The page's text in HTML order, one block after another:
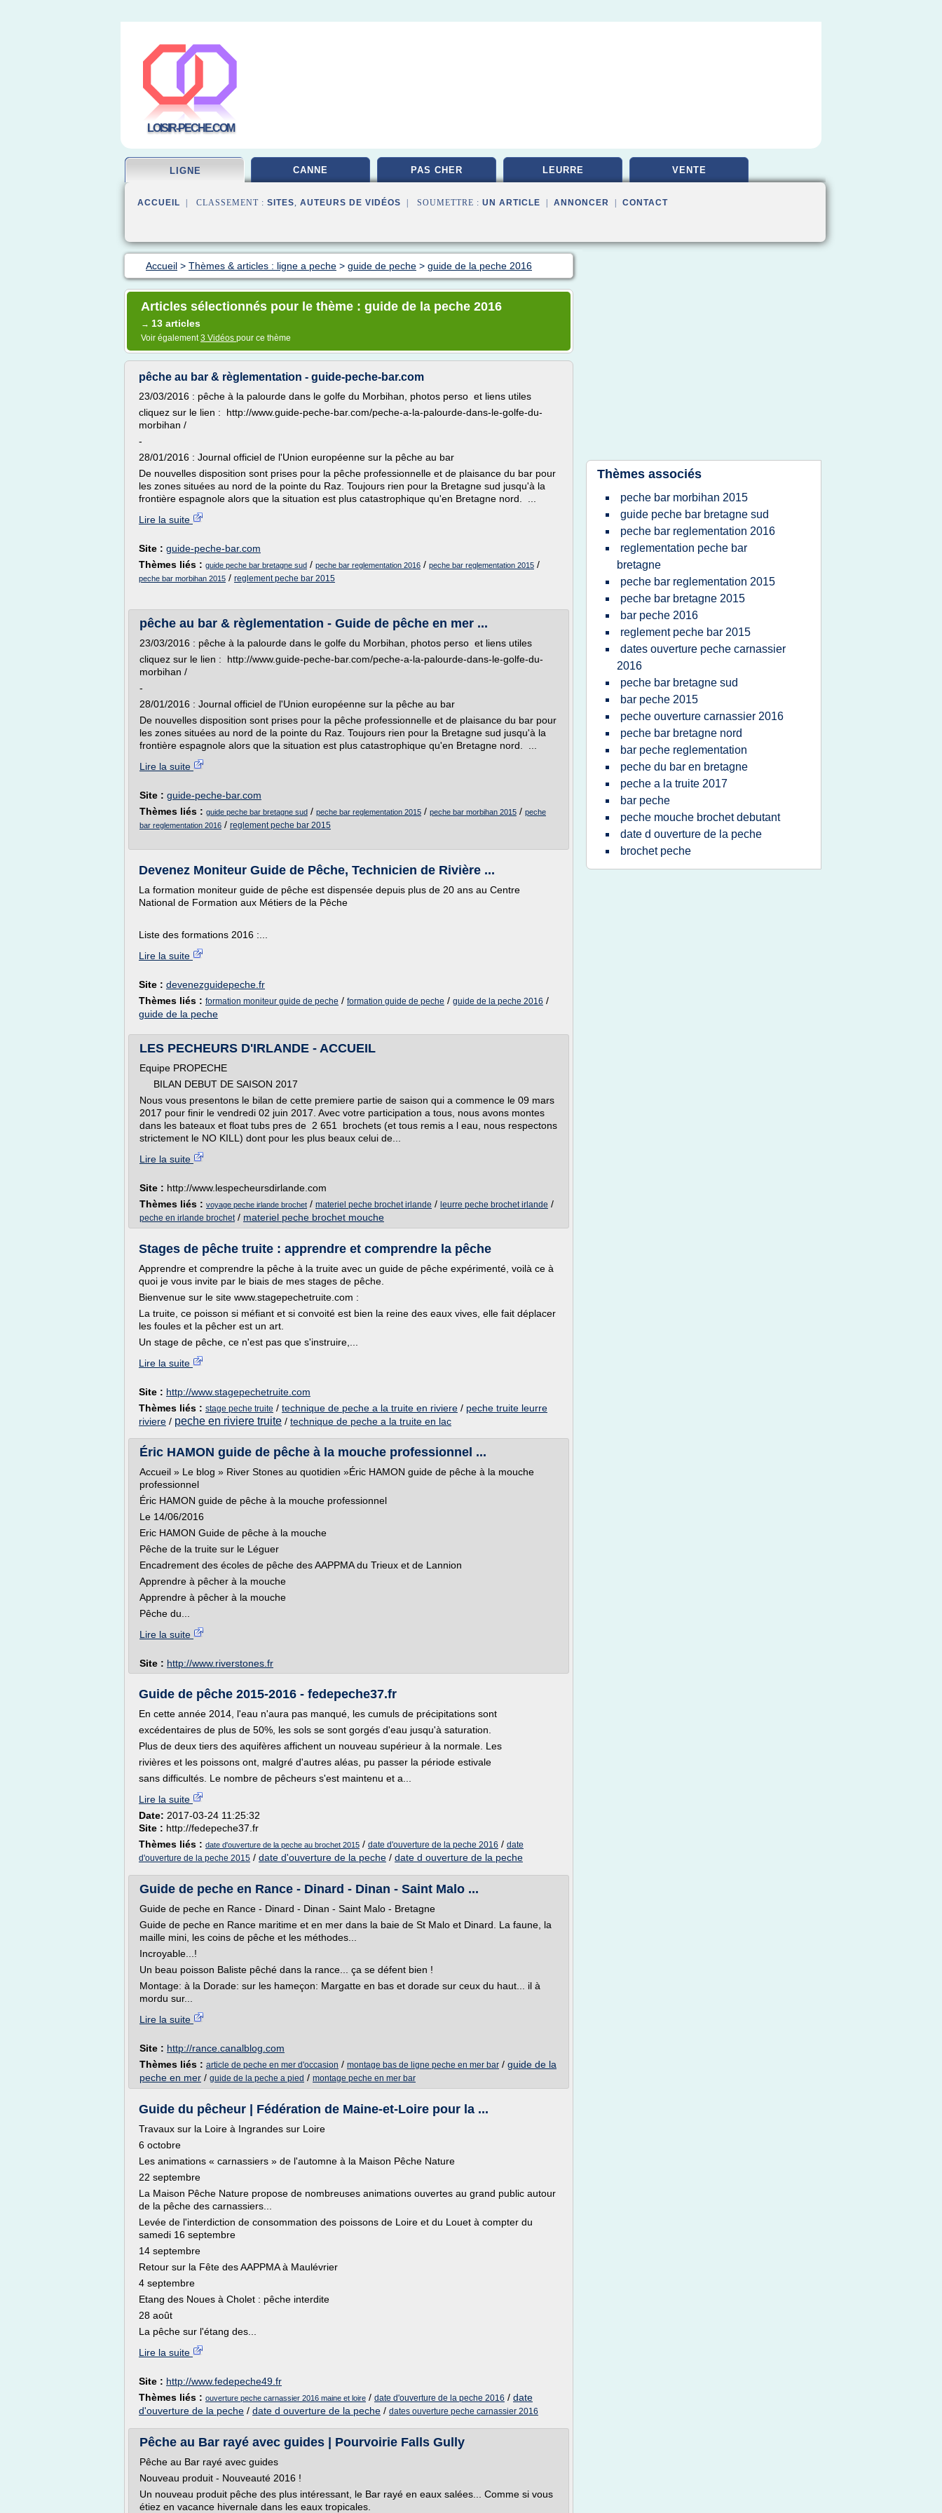
LOISIR-PECHE.COM
LIGNE CANNE PAS CHER LEURRE VENTE
ACCUEIL | CLASSEMENT : SITES, AUTEURS DE VIDÉOS | SOUMETTRE : UN ARTICLE ANNONCER CONTACT
Accueil > Thèmes & articles : ligne a peche > guide de peche > guide de la peche 2016
Articles sélectionnés pour le thème : guide de la peche 2016
→ 13 articles
Voir également3 Vidéos pour ce thème
pêche au bar & règlementation - guide-peche-bar.com
23/03/2016 : pêche à la palourde dans le golfe du Morbihan, photos perso et liens utiles
cliquez sur le lien : http://www.guide-peche-bar.com/peche-a-la-palourde-dans-le-golfe-du-
morbihan /
-
28/01/2016 : Journal officiel de l'Union européenne sur la pêche au bar
De nouvelles disposition sont prises pour la pêche professionnelle et de plaisance du bar pour
les zones situées au nord de la pointe du Raz. Toujours rien pour la Bretagne sud jusqu'à la
frontière espagnole alors que la situation est plus catastrophique qu'en Bretagne nord. ...
Lire la suite
Site : guide-peche-bar.com
Thèmes liés : guide peche bar bretagne sud / peche bar reglementation 2016 / peche bar reglementation 2015 /
peche bar morbihan 2015 / reglement peche bar 2015
pêche au bar & règlementation - Guide de pêche en mer ...
23/03/2016 : pêche à la palourde dans le golfe du Morbihan, photos perso et liens utiles
cliquez sur le lien : http://www.guide-peche-bar.com/peche-a-la-palourde-dans-le-golfe-du-
morbihan /
-
28/01/2016 : Journal officiel de l'Union européenne sur la pêche au bar
De nouvelles disposition sont prises pour la pêche professionnelle et de plaisance du bar pour
les zones situées au nord de la pointe du Raz. Toujours rien pour la Bretagne sud jusqu'à la
frontière espagnole alors que la situation est plus catastrophique qu'en Bretagne nord. ...
Lire la suite
Site : guide-peche-bar.com
Thèmes liés : guide peche bar bretagne sud / peche bar reglementation 2015 / peche bar morbihan 2015 / peche
bar reglementation 2016 / reglement peche bar 2015
Devenez Moniteur Guide de Pêche, Technicien de Rivière ...
La formation moniteur guide de pêche est dispensée depuis plus de 20 ans au Centre
National de Formation aux Métiers de la Pêche
Liste des formations 2016 :...
Lire la suite
Site : devenezguidepeche.fr
Thèmes liés : formation moniteur guide de peche / formation guide de peche / guide de la peche 2016 /
guide de la peche
LES PECHEURS D'IRLANDE - ACCUEIL
Equipe PROPECHE
BILAN DEBUT DE SAISON 2017
Nous vous presentons le bilan de cette premiere partie de saison qui a commence le 09 mars
2017 pour finir le vendredi 02 juin 2017. Avec votre participation a tous, nous avons montes
dans les bateaux et float tubs pres de 2 651 brochets (et tous remis a l eau, nous respectons
strictement le NO KILL) dont pour les plus beaux celui de...
Lire la suite
Site : http://www.lespecheursdirlande.com
Thèmes liés : voyage peche irlande brochet / materiel peche brochet irlande / leurre peche brochet irlande /
peche en irlande brochet/ materiel peche brochet mouche
Stages de pêche truite : apprendre et comprendre la pêche
Apprendre et comprendre la pêche à la truite avec un guide de pêche expérimenté, voilà ce à
quoi je vous invite par le biais de mes stages de pêche.
Bienvenue sur le site www.stagepechetruite.com :
La truite, ce poisson si méfiant et si convoité est bien la reine des eaux vives, elle fait déplacer
les foules et la pêcher est un art.
Un stage de pêche, ce n'est pas que s'instruire,...
Lire la suite
Site : http://www.stagepechetruite.com
Thèmes liés : stage peche truite / technique de peche a la truite en riviere / peche truite leurre
riviere / peche en riviere truite / technique de peche a la truite en lac
Éric HAMON guide de pêche à la mouche professionnel ...
Accueil » Le blog » River Stones au quotidien »Éric HAMON guide de pêche à la mouche
professionnel
Éric HAMON guide de pêche à la mouche professionnel
Le 14/06/2016
Eric HAMON Guide de pêche à la mouche
Pêche de la truite sur le Léguer
Encadrement des écoles de pêche des AAPPMA du Trieux et de Lannion
Apprendre à pêcher à la mouche
Apprendre à pêcher à la mouche
Pêche du...
Lire la suite
Site : http://www.riverstones.fr
Guide de pêche 2015-2016 - fedepeche37.fr
En cette année 2014, l'eau n'aura pas manqué, les cumuls de précipitations sont
excédentaires de plus de 50%, les sols se sont gorgés d'eau jusqu'à saturation.
Plus de deux tiers des aquifères affichent un nouveau supérieur à la normale. Les
rivières et les poissons ont, malgré d'autres aléas, pu passer la période estivale
sans difficultés. Le nombre de pêcheurs s'est maintenu et a...
Lire la suite
Date: 2017-03-24 11:25:32
Site : http://fedepeche37.fr
Thèmes liés : date d'ouverture de la peche au brochet 2015 / date d'ouverture de la peche 2016 / date
d'ouverture de la peche 2015 / date d'ouverture de la peche / date d ouverture de la peche
Guide de peche en Rance - Dinard - Dinan - Saint Malo ...
Guide de peche en Rance - Dinard - Dinan - Saint Malo - Bretagne
Guide de peche en Rance maritime et en mer dans la baie de St Malo et Dinard. La faune, la
maille mini, les coins de pêche et les méthodes...
Incroyable...!
Un beau poisson Baliste pêché dans la rance... ça se défent bien !
Montage: à la Dorade: sur les hameçon: Margatte en bas et dorade sur ceux du haut... il à
mordu sur...
Lire la suite
Site : http://rance.canalblog.com
Thèmes liés : article de peche en mer d'occasion / montage bas de ligne peche en mer bar / guide de la
peche en mer / guide de la peche a pied / montage peche en mer bar
Guide du pêcheur | Fédération de Maine-et-Loire pour la ...
Travaux sur la Loire à Ingrandes sur Loire
6 octobre
Les animations « carnassiers » de l'automne à la Maison Pêche Nature
22 septembre
La Maison Pêche Nature propose de nombreuses animations ouvertes au grand public autour
de la pêche des carnassiers...
Levée de l'interdiction de consommation des poissons de Loire et du Louet à compter du
samedi 16 septembre
14 septembre
Retour sur la Fête des AAPPMA à Maulévrier
4 septembre
Etang des Noues à Cholet : pêche interdite
28 août
La pêche sur l'étang des...
Lire la suite
Site : http://www.fedepeche49.fr
Thèmes liés : ouverture peche carnassier 2016 maine et loire / date d'ouverture de la peche 2016 / date
d'ouverture de la peche / date d ouverture de la peche / dates ouverture peche carnassier 2016
Pêche au Bar rayé avec guides | Pourvoirie Falls Gully
Pêche au Bar rayé avec guides
Nouveau produit - Nouveauté 2016 !
Un nouveau produit pêche des plus intéressant, le Bar rayé en eaux salées... Comme si vous
étiez en vacance hivernale dans les eaux tropicales.
Thèmes associés
peche bar morbihan 2015
guide peche bar bretagne sud
peche bar reglementation 2016
reglementation peche bar
bretagne
peche bar reglementation 2015
peche bar bretagne 2015
bar peche 2016
reglement peche bar 2015
dates ouverture peche carnassier
2016
peche bar bretagne sud
bar peche 2015
peche ouverture carnassier 2016
peche bar bretagne nord
bar peche reglementation
peche du bar en bretagne
peche a la truite 2017
bar peche
peche mouche brochet debutant
date d ouverture de la peche
brochet peche